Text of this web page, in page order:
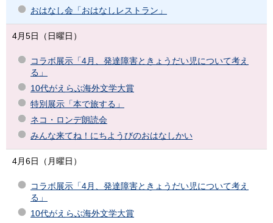
おはなし会「おはなしレストラン」
4月5日（日曜日）
コラボ展示「4月、発達障害ときょうだい児について考え
る」
10代がえらぶ海外文学大賞
特別展示「本で旅する」
ネコ・ロンデ朗読会
みんな来てね！にちようびのおはなしかい
4月6日（月曜日）
コラボ展示「4月、発達障害ときょうだい児について考え
る」
10代がえらぶ海外文学大賞